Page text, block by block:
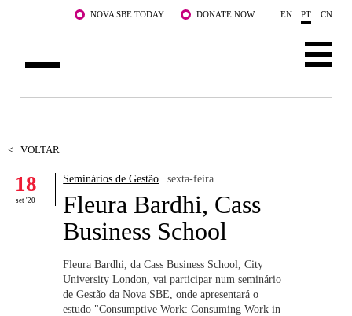
Saltar para o conteúdo principalNOVA SBE TODAY DONATE NOW EN PT CN
DOCENTES E INVESTIGAÇÃO
COMUNIDADE
WHAT'S HAPPENING
< VOLTAR
18
set '20
Seminários de Gestão | sexta-feira
Fleura Bardhi, Cass
Business School
Fleura Bardhi, da Cass Business School, City
University London, vai participar num seminário
de Gestão da Nova SBE, onde apresentará o
estudo "Consumptive Work: Consuming Work in